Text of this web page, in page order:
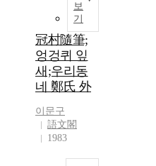
보
기
冠村隨筆;
엉겅퀴 잎
새;우리동
네 鄭氏 外
이문구
語文閣
1983